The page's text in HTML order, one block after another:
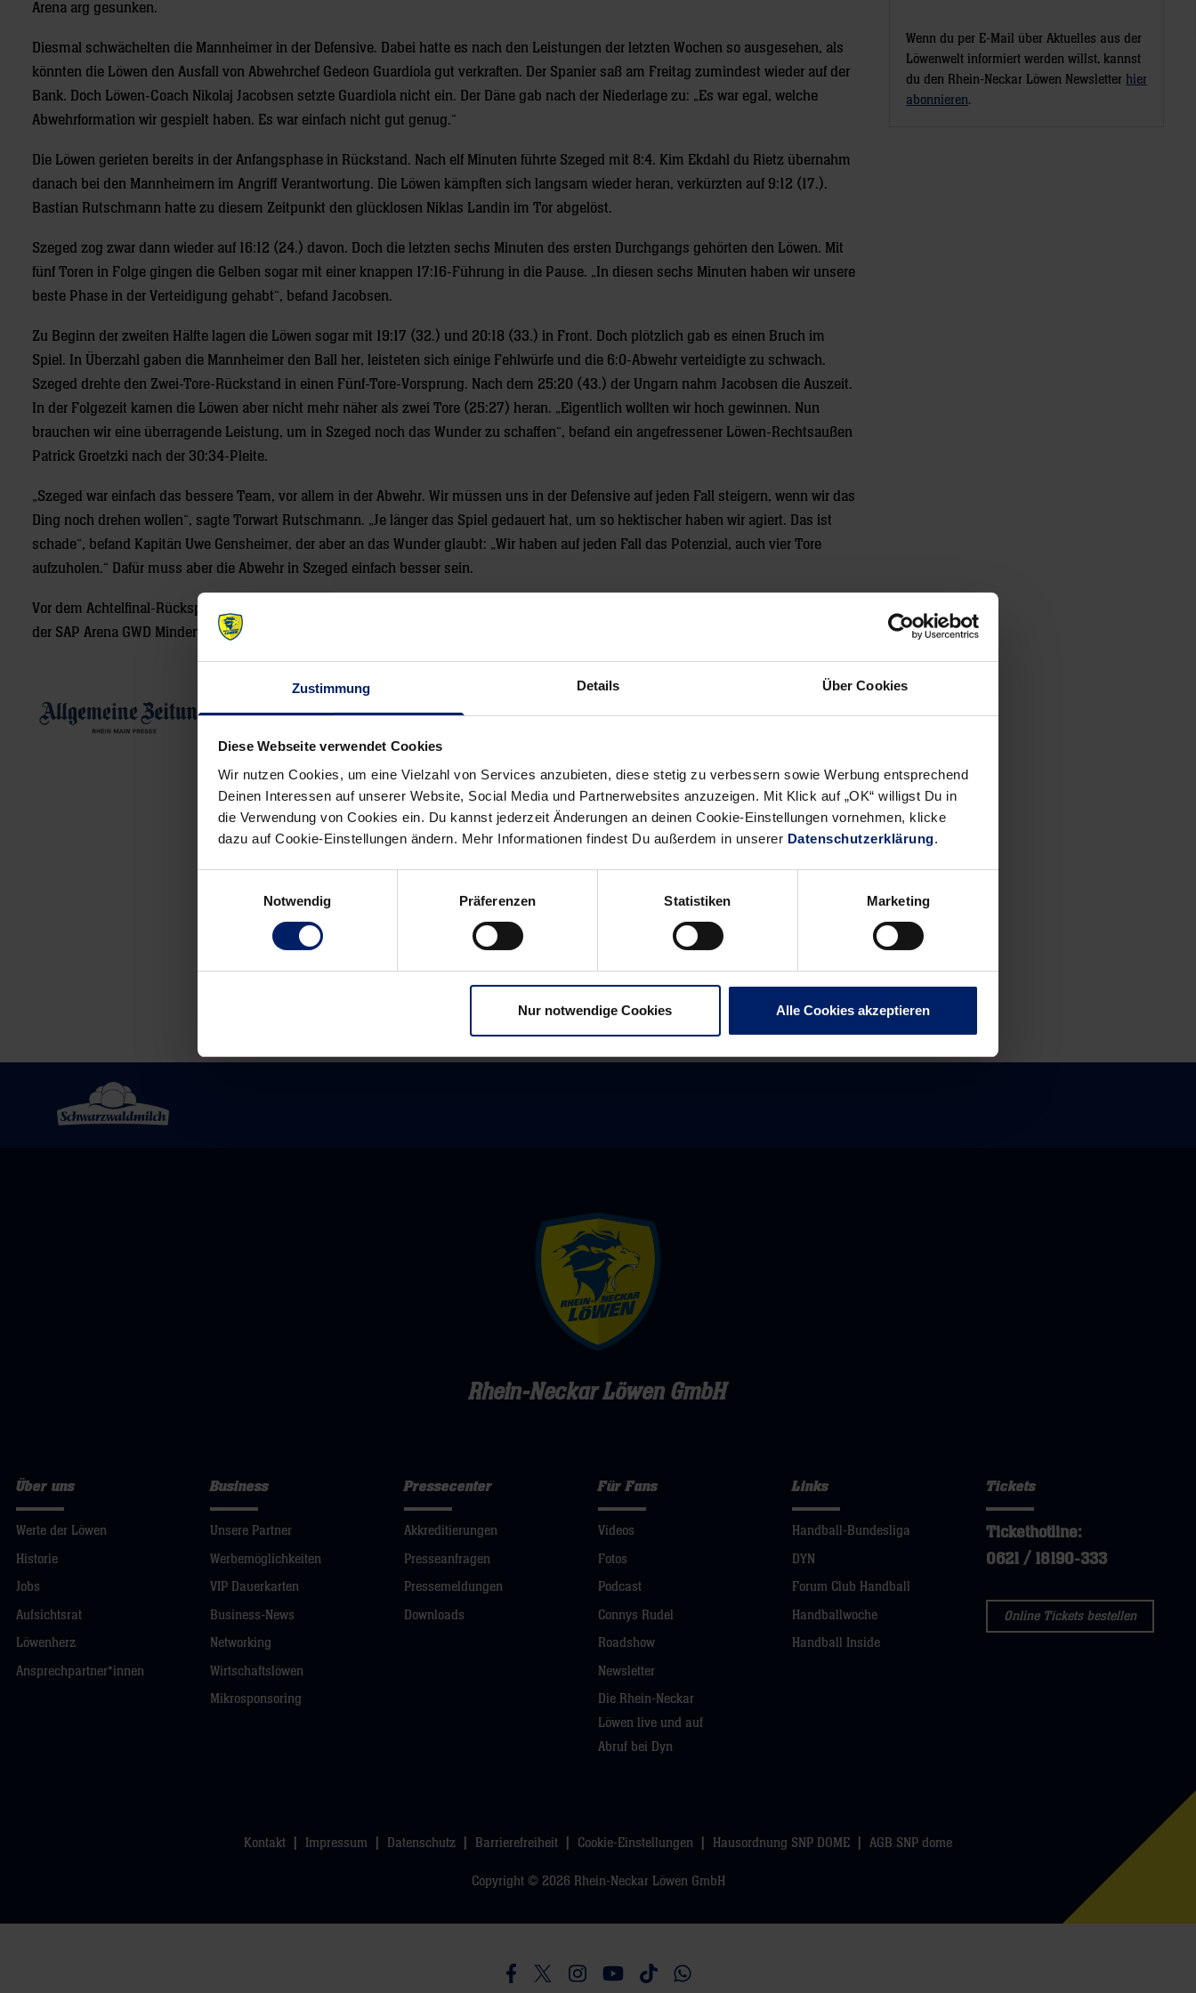
Zustimmung Details Über Cookies
Diese Webseite verwendet Cookies
Wir nutzen Cookies, um eine Vielzahl von Services anzubieten, diese stetig zu verbessern sowie Werbung entsprechend
Deinen Interessen auf unserer Website, Social Media und Partnerwebsites anzuzeigen. Mit Klick auf „OK“ willigst Du in
die Verwendung von Cookies ein. Du kannst jederzeit Änderungen an deinen Cookie-Einstellungen vornehmen, klicke
dazu auf Cookie-Einstellungen ändern. Mehr Informationen findest Du außerdem in unserer Datenschutzerklärung.
Notwendig
Präferenzen Statistiken Marketing
Nur notwendige Cookies Alle Cookies akzeptieren
Arena arg gesunken.
Diesmal schwächelten die Mannheimer in der Defensive. Dabei hatte es nach den Leistungen der letzten Wochen so ausgesehen, als
könnten die Löwen den Ausfall von Abwehrchef Gedeon Guardiola gut verkraften. Der Spanier saß am Freitag zumindest wieder auf der
Bank. Doch Löwen-Coach Nikolaj Jacobsen setzte Guardiola nicht ein. Der Däne gab nach der Niederlage zu: „Es war egal, welche
Abwehrformation wir gespielt haben. Es war einfach nicht gut genug.“
Die Löwen gerieten bereits in der Anfangsphase in Rückstand. Nach elf Minuten führte Szeged mit 8:4. Kim Ekdahl du Rietz übernahm
danach bei den Mannheimern im Angriff Verantwortung. Die Löwen kämpften sich langsam wieder heran, verkürzten auf 9:12 (17.).
Bastian Rutschmann hatte zu diesem Zeitpunkt den glücklosen Niklas Landin im Tor abgelöst.
Szeged zog zwar dann wieder auf 16:12 (24.) davon. Doch die letzten sechs Minuten des ersten Durchgangs gehörten den Löwen. Mit
fünf Toren in Folge gingen die Gelben sogar mit einer knappen 17:16-Führung in die Pause. „In diesen sechs Minuten haben wir unsere
beste Phase in der Verteidigung gehabt“, befand Jacobsen.
Zu Beginn der zweiten Hälfte lagen die Löwen sogar mit 19:17 (32.) und 20:18 (33.) in Front. Doch plötzlich gab es einen Bruch im
Spiel. In Überzahl gaben die Mannheimer den Ball her, leisteten sich einige Fehlwürfe und die 6:0-Abwehr verteidigte zu schwach.
Szeged drehte den Zwei-Tore-Rückstand in einen Fünf-Tore-Vorsprung. Nach dem 25:20 (43.) der Ungarn nahm Jacobsen die Auszeit.
In der Folgezeit kamen die Löwen aber nicht mehr näher als zwei Tore (25:27) heran. „Eigentlich wollten wir hoch gewinnen. Nun
brauchen wir eine überragende Leistung, um in Szeged noch das Wunder zu schaffen“, befand ein angefressener Löwen-Rechtsaußen
Patrick Groetzki nach der 30:34-Pleite.
„Szeged war einfach das bessere Team, vor allem in der Abwehr. Wir müssen uns in der Defensive auf jeden Fall steigern, wenn wir das
Ding noch drehen wollen“, sagte Torwart Rutschmann. „Je länger das Spiel gedauert hat, um so hektischer haben wir agiert. Das ist
schade“, befand Kapitän Uwe Gensheimer, der aber an das Wunder glaubt: „Wir haben auf jeden Fall das Potenzial, auch vier Tore
aufzuholen.“ Dafür muss aber die Abwehr in Szeged einfach besser sein.
Vor dem Achtelfinal-Rückspiel müssen die Löwen noch in der Bundesliga ran. Am Mittwoch empfangen die Mannheimer um 19 Uhr in
der SAP Arena GWD Minden.
Wenn du per E-Mail über Aktuelles aus der
Löwenwelt informiert werden willst, kannst
du den Rhein-Neckar Löwen Newsletter hier
abonnieren.
News:
„Als
Kind
träumt
man
von
Alle News anzeigen
newst
News:
Löwen
morgen
Minden
Rhein-Neckar Löwen GmbH
Über uns
Werte der Löwen
Historie
Jobs
Aufsichtsrat
Löwenherz
Ansprechpartner*innen
Business
Unsere Partner
Werbemöglichkeiten
VIP Dauerkarten
Business-News
Networking
Wirtschaftslöwen
Mikrosponsoring
Pressecenter
Akkreditierungen
Presseanfragen
Pressemeldungen
Downloads
Für Fans
Videos
Fotos
Podcast
Connys Rudel
Roadshow
Newsletter
Die Rhein-Neckar
Löwen live und auf
Abruf bei Dyn
Links
Handball-Bundesliga
DYN
Forum Club Handball
Handballwoche
Handball Inside
Tickets
Tickethotline:
0621 / 18190-333
Online Tickets bestellen
Kontakt Impressum Datenschutz Barrierefreiheit Cookie-Einstellungen Hausordnung SNP DOME AGB SNP dome
Copyright © 2026 Rhein-Neckar Löwen GmbH
Besucht uns auf Facebook
Besucht uns auf Twitter
Besucht uns auf Instagram
Besucht uns auf Youtube
Besucht uns auf TikTok
Besucht uns auf WhatsApp